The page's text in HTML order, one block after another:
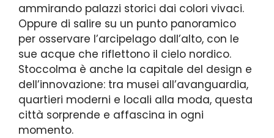
ammirando palazzi storici dai colori vivaci.
Oppure di salire su un punto panoramico
per osservare l’arcipelago dall’alto, con le
sue acque che riflettono il cielo nordico.
Stoccolma è anche la capitale del design e
dell’innovazione: tra musei all’avanguardia,
quartieri moderni e locali alla moda, questa
città sorprende e affascina in ogni
momento.